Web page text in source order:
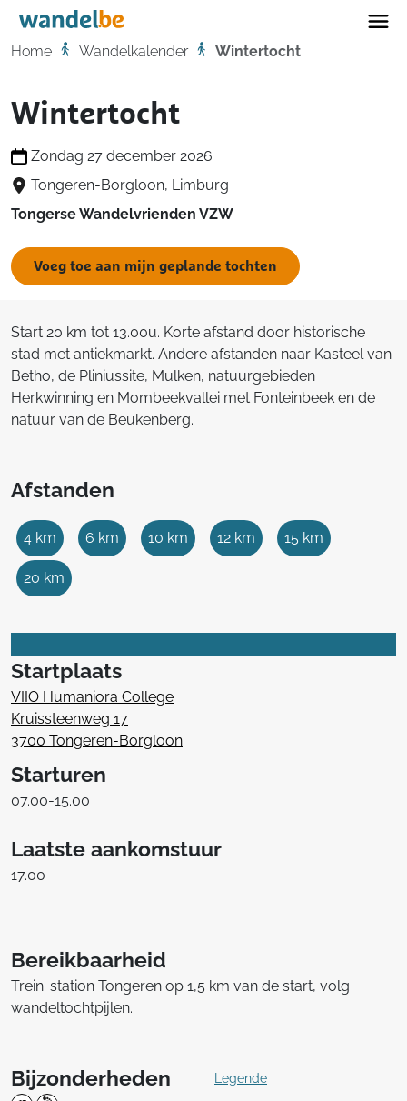
Home
Home Wandelkalender Wintertocht
Wintertocht
Zondag 27 december 2026
Tongeren-Borgloon, Limburg
Tongerse Wandelvrienden VZW
Voeg toe aan mijn geplande tochten
Start 20 km tot 13.00u. Korte afstand door historische
stad met antiekmarkt. Andere afstanden naar Kasteel van
Betho, de Pliniussite, Mulken, natuurgebieden
Herkwinning en Mombeekvallei met Fonteinbeek en de
natuur van de Beukenberg.
Afstanden
4 km 6 km 10 km 12 km 15 km
20 km
Startplaats
VIIO Humaniora College
Kruissteenweg 17
3700 Tongeren-Borgloon
Starturen
07.00-15.00
Laatste aankomstuur
17.00
Bereikbaarheid
Trein: station Tongeren op 1,5 km van de start, volg
wandeltochtpijlen.
Bijzonderheden Legende